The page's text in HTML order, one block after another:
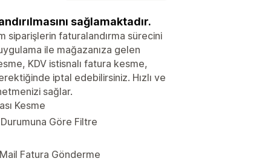
sağlamaktadır.
siparişlerin faturalandırma sürecini
ile mağazanıza gelen
KDV istisnalı fatura kesme,
iptal edebilirsiniz. Hızlı ve
sağlar.
Kesme
Göre Filtre
Fatura Gönderme